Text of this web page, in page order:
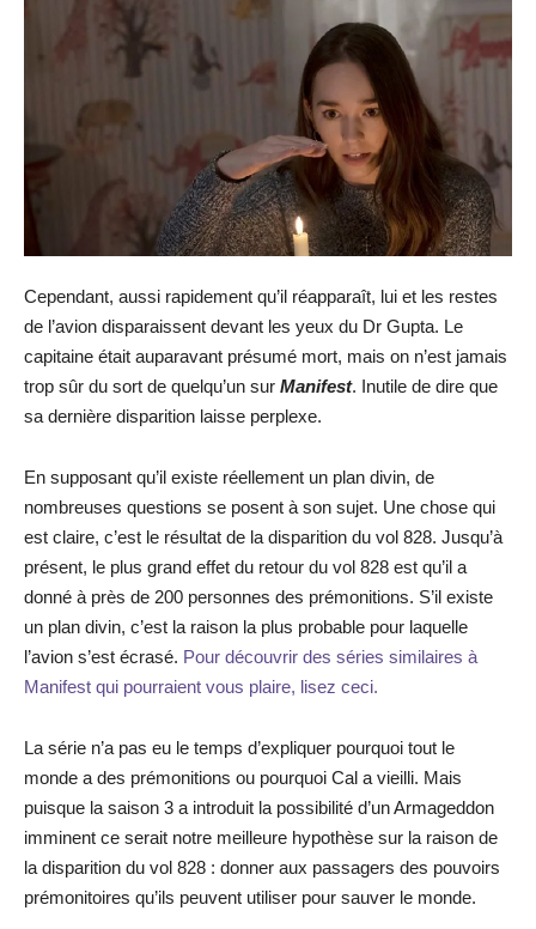
Cependant, aussi rapidement qu’il réapparaît, lui et les restes
de l’avion disparaissent devant les yeux du Dr Gupta. Le
capitaine était auparavant présumé mort, mais on n’est jamais
trop sûr du sort de quelqu’un sur Manifest. Inutile de dire que
sa dernière disparition laisse perplexe.
En supposant qu’il existe réellement un plan divin, de
nombreuses questions se posent à son sujet. Une chose qui
est claire, c’est le résultat de la disparition du vol 828. Jusqu’à
présent, le plus grand effet du retour du vol 828 est qu’il a
donné à près de 200 personnes des prémonitions. S’il existe
un plan divin, c’est la raison la plus probable pour laquelle
l’avion s’est écrasé. Pour découvrir des séries similaires à
Manifest qui pourraient vous plaire, lisez ceci.
La série n’a pas eu le temps d’expliquer pourquoi tout le
monde a des prémonitions ou pourquoi Cal a vieilli. Mais
puisque la saison 3 a introduit la possibilité d’un Armageddon
imminent ce serait notre meilleure hypothèse sur la raison de
la disparition du vol 828 : donner aux passagers des pouvoirs
prémonitoires qu’ils peuvent utiliser pour sauver le monde.